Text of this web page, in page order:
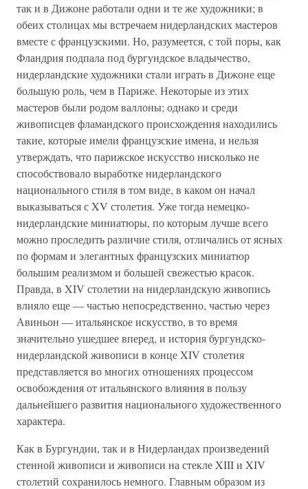
так и в Дижоне работали одни и те же художники; в
обеих столицах мы встречаем нидерландских мастеров
вместе с французскими. Но, разумеется, с той поры, как
Фландрия подпала под бургундское владычество,
нидерландские художники стали играть в Дижоне еще
большую роль, чем в Париже. Некоторые из этих
мастеров были родом валлоны; однако и среди
живописцев фламандского происхождения находились
такие, которые имели французские имена, и нельзя
утверждать, что парижское искусство нисколько не
способствовало выработке нидерландского
национального стиля в том виде, в каком он начал
выказываться с XV столетия. Уже тогда немецко-
нидерландские миниатюры, по которым лучше всего
можно проследить различие стиля, отличались от ясных
по формам и элегантных французских миниатюр
большим реализмом и большей свежестью красок.
Правда, в XIV столетии на нидерландскую живопись
влияло еще — частью непосредственно, частью через
Авиньон — итальянское искусство, в то время
значительно ушедшее вперед, и история бургундско-
нидерландской живописи в конце XIV столетия
представляется во многих отношениях процессом
освобождения от итальянского влияния в пользу
дальнейшего развития национального художественного
характера.
Как в Бургундии, так и в Нидерландах произведений
стенной живописи и живописи на стекле XIII и XIV
столетий сохранилось немного. Главным образом из